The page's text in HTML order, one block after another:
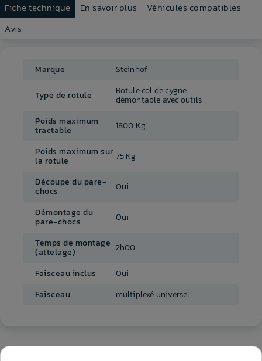
Fiche technique En savoir plus
Véhicules compatibles
Avis
Marque Steinhof
Type de rotule Rotule col de cygne
démontable avec outils
Poids maximum
tractable 1800 Kg
Poids maximum sur
la rotule 75 Kg
Découpe du pare-
chocs Oui
Démontage du
pare-chocs Oui
Temps de montage
(attelage) 2h00
Faisceau inclus
Oui
Faisceau
multiplexé universel